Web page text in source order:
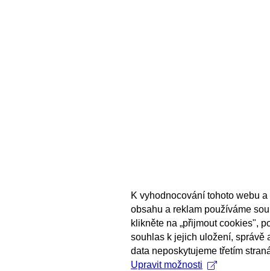
K vyhodnocování tohoto webu
obsahu a reklam používáme
klikněte na „přijmout cookies",
souhlas k jejich uložení, správě
data neposkytujeme třetím
Upravit možnosti